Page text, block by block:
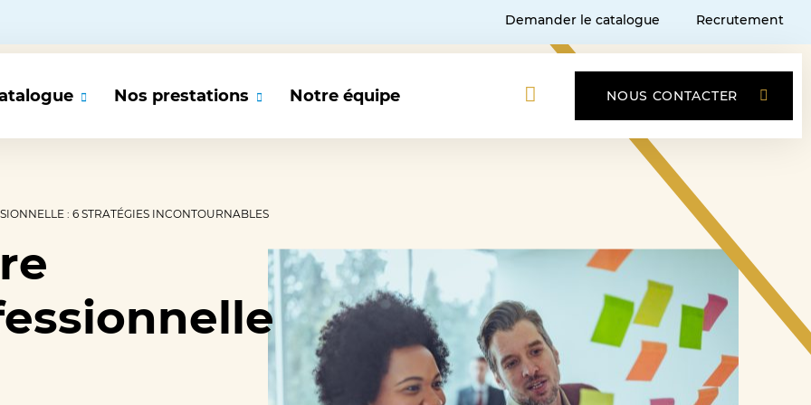
Demander le catalogue Recrutement
Cybersécurité
Nos prestations
L’offre de formation aux compétences transverses
Parcours de formation Transition Écologique
Le Fonds Social Européen + 2026 (FSE+) : les formations
Notre équipe NOUS CONTACTER
: 6 STRATÉGIES INCONTOURNABLES